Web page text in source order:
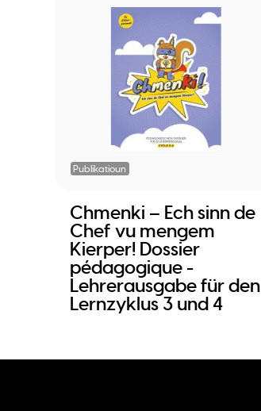
Publikatioun
Chmenki – Ech sinn de
Chef vu mengem
Kierper! Dossier
pédagogique -
Lehrerausgabe für den
Lernzyklus 3 und 4